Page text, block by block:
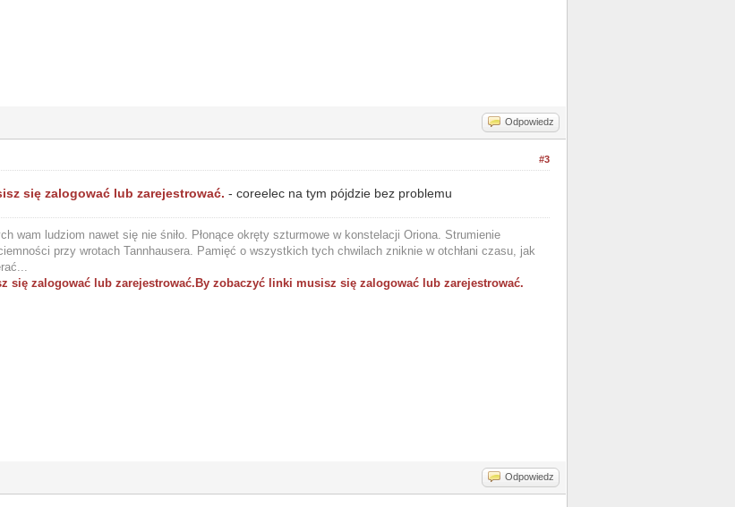
Odpowiedz
#3
się zalogować lub zarejestrować. - coreelec na tym pójdzie bez problemu
wam ludziom nawet się nie śniło. Płonące okręty szturmowe w konstelacji Oriona. Strumienie
przy wrotach Tannhausera. Pamięć o wszystkich tych chwilach zniknie w otchłani czasu, jak
się zalogować lub zarejestrować.By zobaczyć linki musisz się zalogować lub zarejestrować.
Odpowiedz